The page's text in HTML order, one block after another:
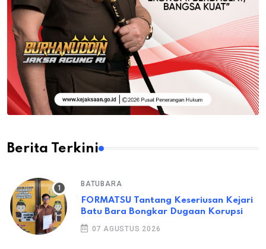
Berita Terkini
BATUBARA
FORMATSU Tantang Keseriusan Kejari
Batu Bara Bongkar Dugaan Korupsi
07 AGUSTUS 2026